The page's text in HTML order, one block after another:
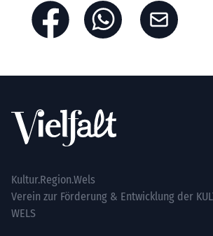
Kultur.Region.Wels
Verein zur Förderung & Entwicklung der
WELS